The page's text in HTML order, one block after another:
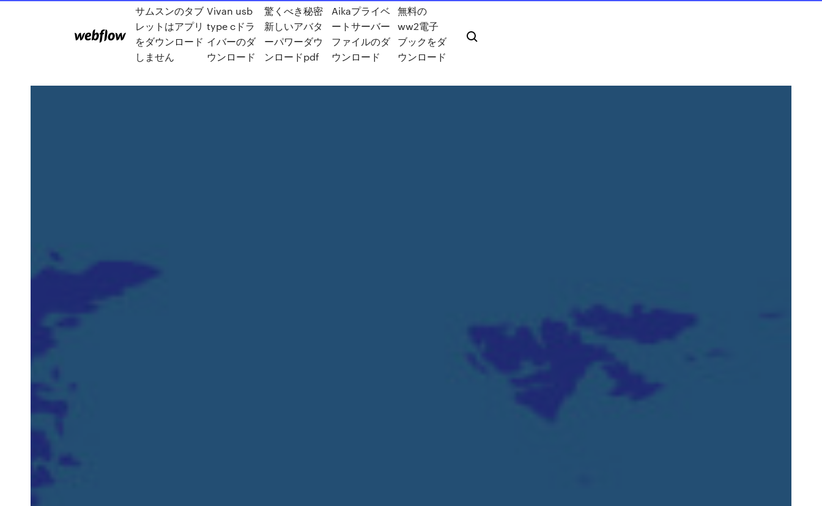
サムスンのタブ
レットはアプリ
をダウンロード
しません
Vivan usb
type cドラ
イバーのダ
ウンロード
驚くべき秘密
新しいアバタ
ーパワーダウ
ンロードpdf
Aikaプライベ
ートサーバー
ファイルのダ
ウンロード
無料の
ww2電子
ブックをダ
ウンロード